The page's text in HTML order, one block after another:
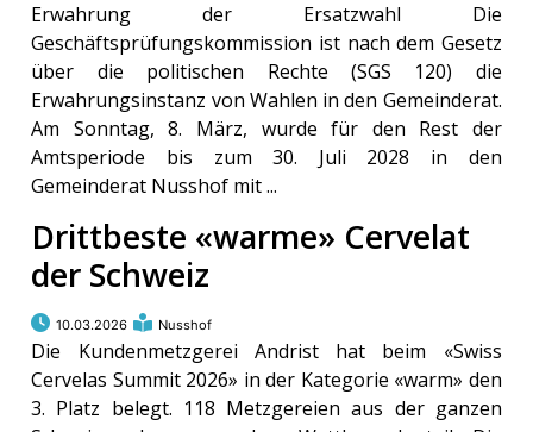
Erwahrung der Ersatzwahl Die
Geschäftsprüfungskommission ist nach dem Gesetz
über die politischen Rechte (SGS 120) die
Erwahrungsinstanz von Wahlen in den Gemeinderat.
Am Sonntag, 8. März, wurde für den Rest der
Amtsperiode bis zum 30. Juli 2028 in den
Gemeinderat Nusshof mit ...
Drittbeste «warme» Cervelat
der Schweiz
10.03.2026 Nusshof
Die Kundenmetzgerei Andrist hat beim «Swiss
Cervelas Summit 2026» in der Kategorie «warm» den
3. Platz belegt. 118 Metzgereien aus der ganzen